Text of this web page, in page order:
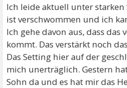
Ich leide aktuell unter
ist verschwommen und ich
Ich gehe davon aus, dass
kommt. Das verstärkt noch
Das Setting hier auf der
mich unerträglich. Gestern
Sohn da und es hat mir das